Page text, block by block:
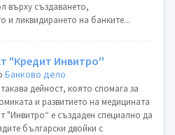
върху създаването,
и ликвидирането на банките...
"Кредит Инвитро''
Банково дело
дейност, която спомага за
и развитието на медицината
"Инвитро“ е създаден специално да
български двойки с